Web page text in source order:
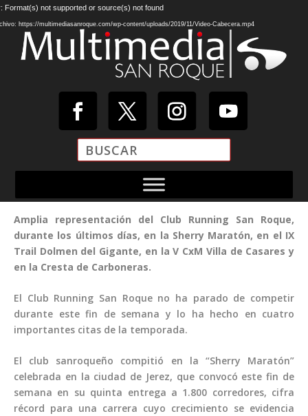
Reproductor
de
Format(s) not supported or source(s) not found
https://multimediasanroque.com/wp-content/uploads/2019/11/Video-Cabecera.mp4
Amplia representación del Club Running San Roque,
durante los últimos días, en la Sherry Maratón, en el IX
Trail Dolmen del Gigante, en la V CxM Villa de Casares y
en la Cresta de Carboneras.
El Club Running San Roque no ha parado de competir
durante este fin de semana y lo ha hecho en cuatro
importantes citas de la temporada.
El club sanroqueño compitió en la “Sherry Maratón”
celebrada en la ciudad de Jerez, que convocó este fin de
semana en su quinta entrega a 1.800 corredores, cifra
récord para una carrera cuyo crecimiento se evidencia